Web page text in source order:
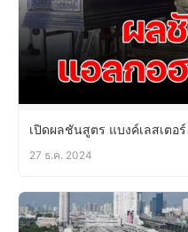
เปิดผลชันสูตร แบงค์เลสเตอ
27 ธ.ค. 2024